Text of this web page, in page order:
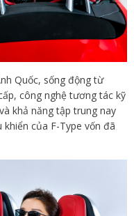
Quốc, sống động từ
công nghệ tương tác kỹ
khả năng tập trung nay
của F-Type vốn đã